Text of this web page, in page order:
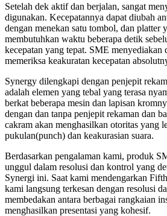
Setelah dek aktif dan berjalan, sangat
digunakan. Kecepatannya dapat diubah
dengan menekan satu tombol, dan platter
membutuhkan waktu beberapa detik
kecepatan yang tepat. SME menyediakan
memeriksa keakuratan kecepatan
Synergy dilengkapi dengan penjepit
adalah elemen yang tebal yang terasa
berkat beberapa mesin dan lapisan
dengan dan tanpa penjepit rekaman dan
cakram akan menghasilkan otoritas yang
pukulan(punch) dan keakurasian suara.
Berdasarkan pengalaman kami, produk
unggul dalam resolusi dan kontrol yang
Synergi ini. Saat kami mendengarkan
kami langsung terkesan dengan resolusi
membedakan antara berbagai rangkaian
menghasilkan presentasi yang kohesif.